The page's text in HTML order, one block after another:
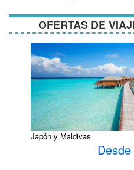
OFERTAS DE
Japón y Maldivas